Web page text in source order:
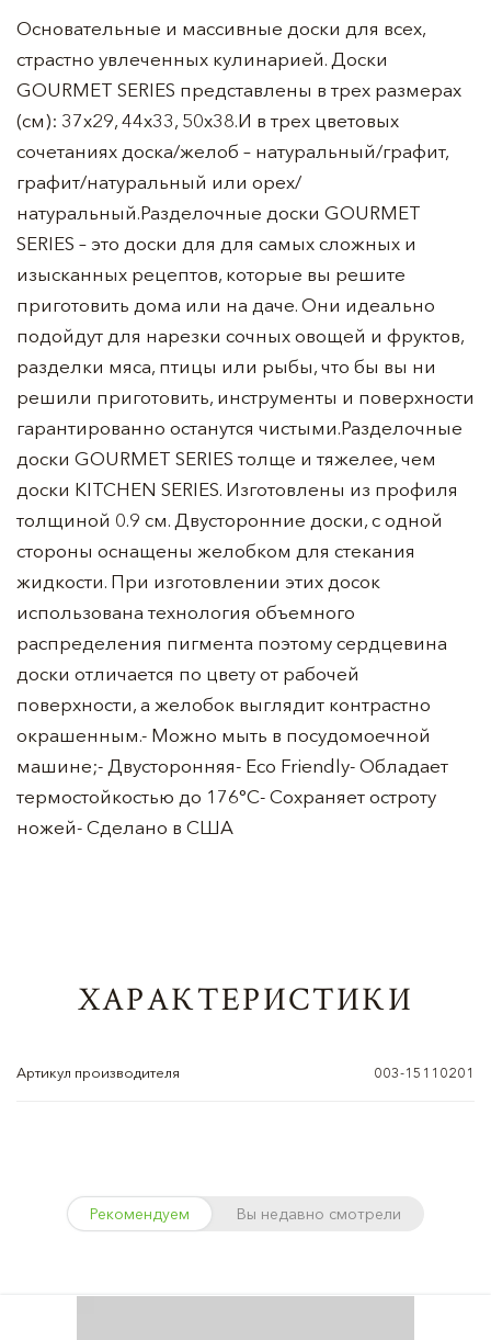
Основательные и массивные доски для всех,
страстно увлеченных кулинарией. Доски
GOURMET SERIES представлены в трех размерах
(см): 37х29, 44х33, 50х38.И в трех цветовых
сочетаниях доска/желоб – натуральный/графит,
графит/натуральный или орех/
натуральный.Разделочные доски GOURMET
SERIES – это доски для для самых сложных и
изысканных рецептов, которые вы решите
приготовить дома или на даче. Они идеально
подойдут для нарезки сочных овощей и фруктов,
разделки мяса, птицы или рыбы, что бы вы ни
решили приготовить, инструменты и поверхности
гарантированно останутся чистыми.Разделочные
доски GOURMET SERIES толще и тяжелее, чем
доски KITCHEN SERIES. Изготовлены из профиля
толщиной 0.9 см. Двусторонние доски, с одной
стороны оснащены желобком для стекания
жидкости. При изготовлении этих досок
использована технология объемного
распределения пигмента поэтому сердцевина
доски отличается по цвету от рабочей
поверхности, а желобок выглядит контрастно
окрашенным.- Можно мыть в посудомоечной
машине;- Двусторонняя- Eco Friendly- Обладает
термостойкостью до 176°C- Сохраняет остроту
ножей- Сделано в США
ХАРАКТЕРИСТИКИ
Артикул производителя 003-15110201
Рекомендуем Вы недавно смотрели